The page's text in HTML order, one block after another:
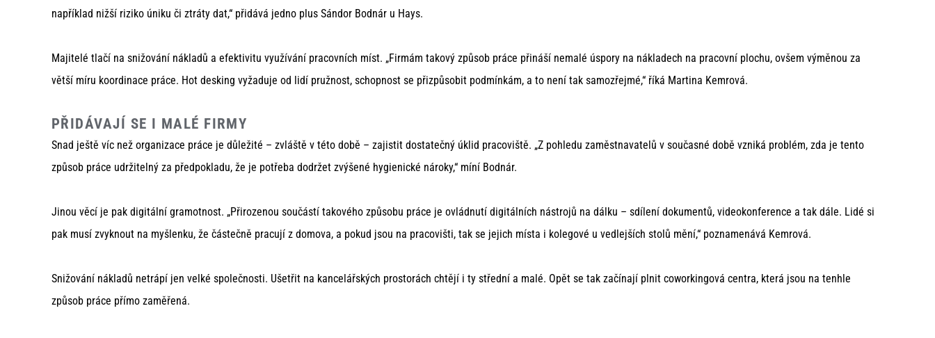
například nižší riziko úniku či ztráty dat,“ přidává jedno plus Sándor Bodnár u Hays.
Majitelé tlačí na snižování nákladů a efektivitu využívání pracovních míst. „Firmám takový způsob práce přináší nemalé úspory na nákladech na pracovní plochu, ovšem výměnou za
větší míru koordinace práce. Hot desking vyžaduje od lidí pružnost, schopnost se přizpůsobit podmínkám, a to není tak samozřejmé,“ říká Martina Kemrová.
PŘIDÁVAJÍ SE I MALÉ FIRMY
Snad ještě víc než organizace práce je důležité – zvláště v této době – zajistit dostatečný úklid pracoviště. „Z pohledu zaměstnavatelů v současné době vzniká problém, zda je tento
způsob práce udržitelný za předpokladu, že je potřeba dodržet zvýšené hygienické nároky,“ míní Bodnár.
Jinou věcí je pak digitální gramotnost. „Přirozenou součástí takového způsobu práce je ovládnutí digitálních nástrojů na dálku – sdílení dokumentů, videokonference a tak dále. Lidé si
pak musí zvyknout na myšlenku, že částečně pracují z domova, a pokud jsou na pracovišti, tak se jejich místa i kolegové u vedlejších stolů mění,“ poznamenává Kemrová.
Snižování nákladů netrápí jen velké společnosti. Ušetřit na kancelářských prostorách chtějí i ty střední a malé. Opět se tak začínají plnit coworkingová centra, která jsou na tenhle
způsob práce přímo zaměřená.